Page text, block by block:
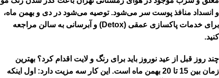
و انسداد منافذ پوست سر می‌شود. توصیه می‌شود در دی و بهمن ماه،
برای خدمات پاکسازی عمقی (Detox) و آبرسانی به سالن مراجعه
کنید.
چند روز قبل از عید نوروز باید برای رنگ و لایت اقدام کرد؟ بهترین
زمان بین 15 تا 20 بهمن ماه است. این کار سه مزیت دارد: اول اینکه